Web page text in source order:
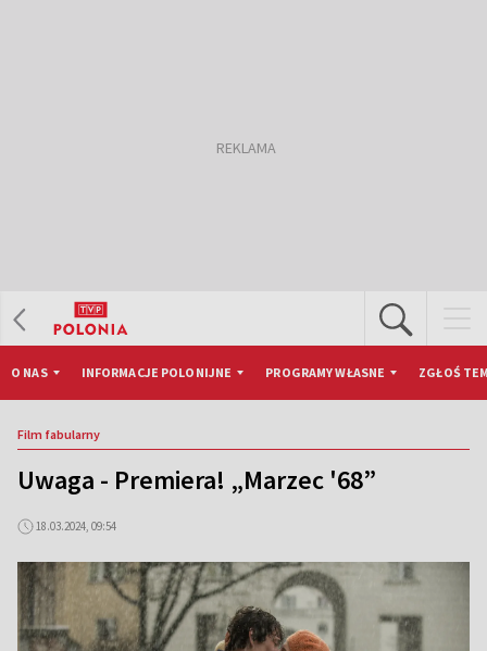
O NAS INFORMACJE POLONIJNE PROGRAMY WŁASNE ZGŁOŚ
Film fabularny
Uwaga - Premiera! „Marzec '68”
18.03.2024, 09:54